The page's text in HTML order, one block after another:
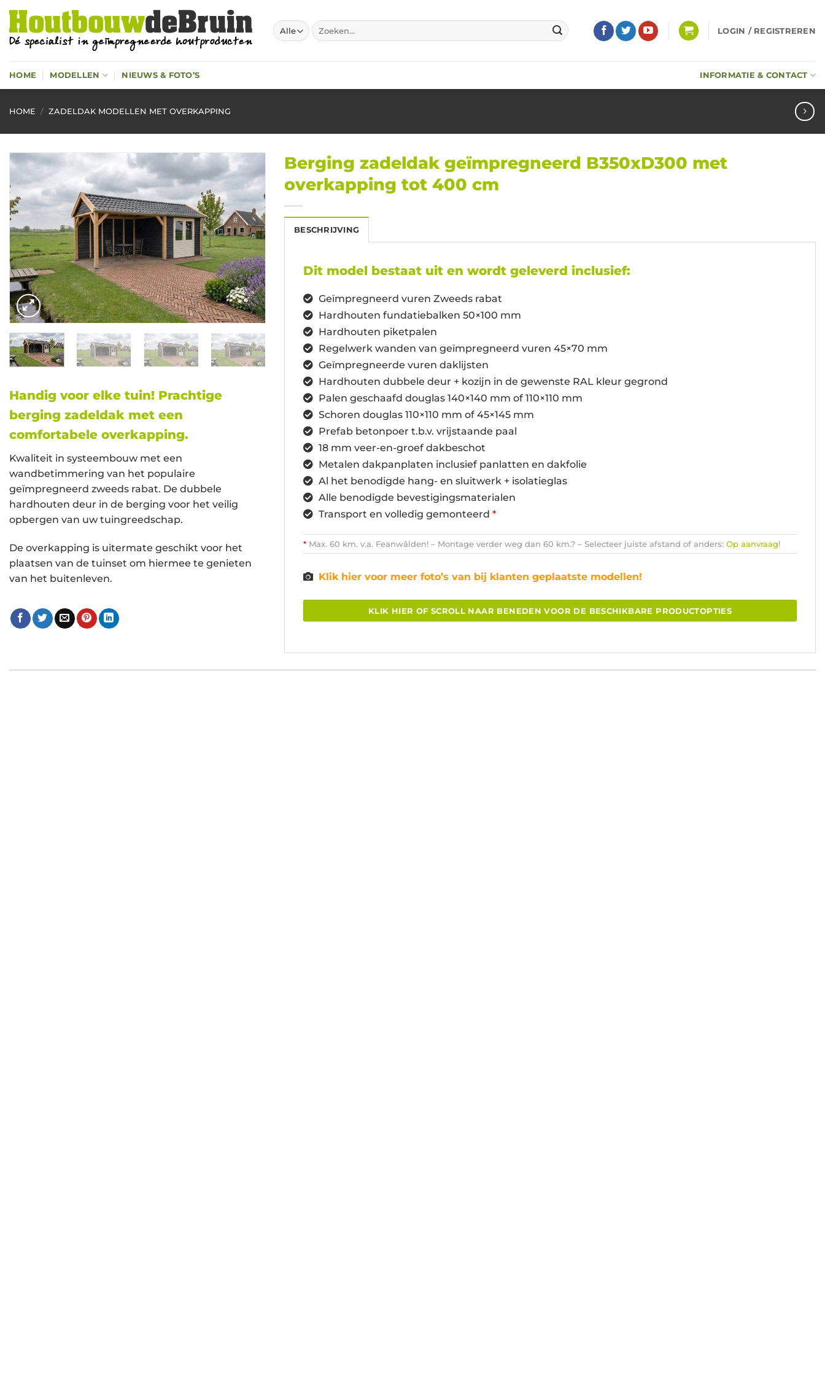
Ga
naar
inhoud
Zoeken
naar:
LOGIN / REGISTREREN
HOME MODELLEN NIEUWS & FOTO’S INFORMATIE & CONTACT
HOME / ZADELDAK MODELLEN MET OVERKAPPING
Handig voor elke tuin! Prachtige
berging zadeldak met een
comfortabele overkapping.
Kwaliteit in systeembouw met een
wandbetimmering van het populaire
geïmpregneerd zweeds rabat. De dubbele
hardhouten deur in de berging voor het veilig
opbergen van uw tuingreedschap.
De overkapping is uitermate geschikt voor het
plaatsen van de tuinset om hiermee te genieten
van het buitenleven.
Berging zadeldak geïmpregneerd B350xD300 met
overkapping tot 400 cm
BESCHRIJVING
Dit model bestaat uit en wordt geleverd inclusief:
Geïmpregneerd vuren Zweeds rabat
Hardhouten fundatiebalken 50×100 mm
Hardhouten piketpalen
Regelwerk wanden van geïmpregneerd vuren 45×70 mm
Geïmpregneerde vuren daklijsten
Hardhouten dubbele deur + kozijn in de gewenste RAL kleur gegrond
Palen geschaafd douglas 140×140 mm of 110×110 mm
Schoren douglas 110×110 mm of 45×145 mm
Prefab betonpoer t.b.v. vrijstaande paal
18 mm veer-en-groef dakbeschot
Metalen dakpanplaten inclusief panlatten en dakfolie
Al het benodigde hang- en sluitwerk + isolatieglas
Alle benodigde bevestigingsmaterialen
Transport en volledig gemonteerd *
* Max. 60 km. v.a. Feanwâlden! – Montage verder weg dan 60 km.? – Selecteer juiste afstand of anders: Op aanvraag!
Klik hier voor meer foto’s van bij klanten geplaatste modellen!
KLIK HIER OF SCROLL NAAR BENEDEN VOOR DE BESCHIKBARE PRODUCTOPTIES